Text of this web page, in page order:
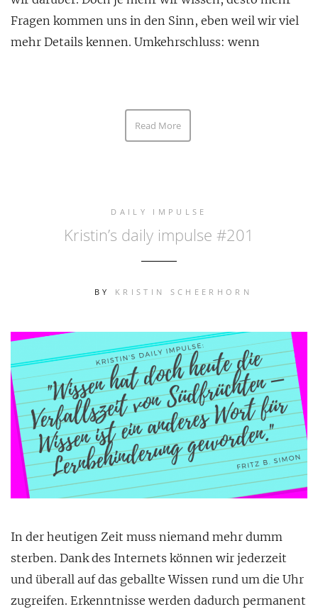
Fragen kommen uns in den Sinn, eben weil wir viel
mehr Details kennen. Umkehrschluss: wenn
Read More
DAILY IMPULSE
Kristin’s daily impulse #201
BY KRISTIN SCHEERHORN
In der heutigen Zeit muss niemand mehr dumm
sterben. Dank des Internets können wir jederzeit
und überall auf das geballte Wissen rund um die Uhr
zugreifen. Erkenntnisse werden dadurch permanent